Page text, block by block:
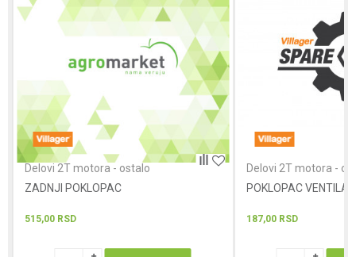
Poruka
POŠALJI
Delovi 2T motora - ostalo
ZADNJI POKLOPAC
515,00 RSD
Delovi 2T motora -
POKLOPAC
187,00 RSD